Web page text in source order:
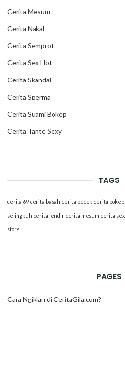
Cerita Mesum
Cerita Nakal
Cerita Semprot
Cerita Sex Hot
Cerita Skandal
Cerita Sperma
Cerita Suami Bokep
Cerita Tante Sexy
TAGS
cerita 69 cerita basah cerita becek cerita bokep
selingkuh cerita lendir cerita mesum cerita sex
story
PAGES
Cara Ngiklan di CeritaGila.com?